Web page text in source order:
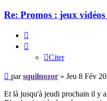
Re: Promos : jeux
Citer
Message
parsquilnozor » Jeu 8 Fév
Et là jusqu'à jeudi prochain il y